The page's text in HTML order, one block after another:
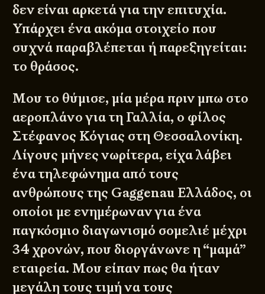
δεν είναι αρκετά για την επιτυχία.
Υπάρχει ένα ακόμα στοιχείο που
συχνά παραβλέπεται ή παρεξηγείται:
το θράσος.
Μου το θύμισε, μία μέρα πριν μπω στο
αεροπλάνο για τη Γαλλία, ο φίλος
Στέφανος Κόγιας στη Θεσσαλονίκη.
Λίγους μήνες νωρίτερα, είχα λάβει
ένα τηλεφώνημα από τους
ανθρώπους της Gaggenau Ελλάδος, οι
οποίοι με ενημέρωναν για ένα
παγκόσμιο διαγωνισμό σομελιέ μέχρι
34 χρονών, που διοργάνωνε η “μαμά”
εταιρεία. Μου είπαν πως θα ήταν
μεγάλη τους τιμή να τους